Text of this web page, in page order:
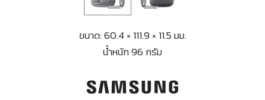
ขนาด: 60.4 × 111.9 × 11.5 มม.
น้ำหนัก 96 กรัม